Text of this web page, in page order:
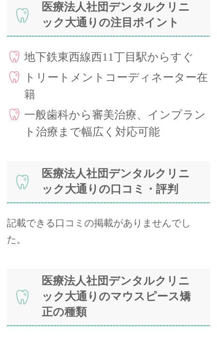
医療法人社団デンタルクリニ
ック大通りの注目ポイント
地下鉄東西線西11丁目駅からすぐ
トリートメントコーディネーター在
籍
一般歯科から審美治療、インプラン
ト治療まで幅広く対応可能
医療法人社団デンタルクリニ
ック大通りの口コミ・評判
記載できる口コミの掲載がありませんでし
た。
医療法人社団デンタルクリニ
ック大通りのマウスピース矯
正の種類